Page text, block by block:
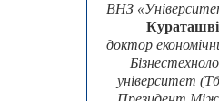
ВНЗ
доктор
університет